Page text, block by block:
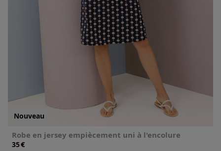
Nouveau
Robe en jersey empiècement uni à l'encolure
35€